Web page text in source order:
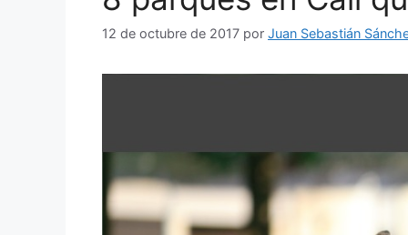
12 de octubre de 2017 por Juan Sebastián